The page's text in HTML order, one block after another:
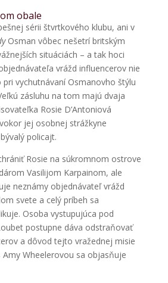
obale
sérii štvrtkového klubu, ani v
Osman vôbec nešetrí britským
situáciách – a tak hoci
vrážd influencerov nie
vychutnávaní Osmanovho štýlu
zásluhu na tom majú dvaja
Rosie D’Antoniová
jej osobnej strážkyne
policajt.
Rosie na súkromnom ostrove
Vasilijom Karpainom, ale
neznámy objednávateľ vrážd
svete a celý príbeh sa
Osoba vystupujúca pod
postupne dáva odstraňovať
a dôvod tejto vražednej misie
Wheelerovou sa objasňuje